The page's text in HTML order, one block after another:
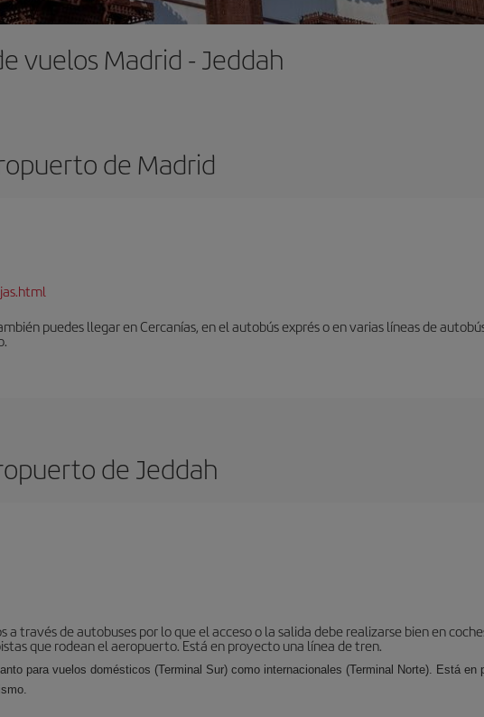
vuelos Madrid - Jeddah
de Madrid
puedes llegar en Cercanías, en el autobús exprés o en varias líneas de
de Jeddah
través de autobuses por lo que el acceso o la salida debe realizarse bien en
que rodean el aeropuerto. Está en proyecto una línea de tren.
para vuelos domésticos (Terminal Sur) como internacionales (Terminal Norte). Está en